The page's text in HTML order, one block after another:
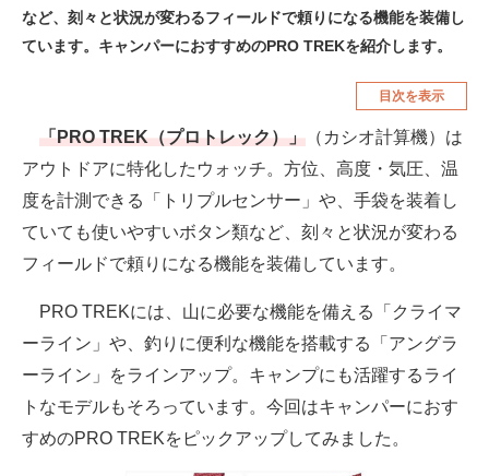
空調・季節家電 美容・コスメ
メディア
スマホと通信の最新トレンド
好きが集まる 比べて選べる
など、刻々と状況が変わるフィールドで頼りになる機能を装備し
ています。キャンパーにおすすめのPRO TREKを紹介します。
目次を表示
「PRO TREK（プロトレック）」 （カシオ計算機）は
アウトドアに特化したウォッチ。方位、高度・気圧、温
度を計測できる「トリプルセンサー」や、手袋を装着し
ていても使いやすいボタン類など、刻々と状況が変わる
フィールドで頼りになる機能を装備しています。
PRO TREKには、山に必要な機能を備える「クライマ
ーライン」や、釣りに便利な機能を搭載する「アングラ
ーライン」をラインアップ。キャンプにも活躍するライ
トなモデルもそろっています。今回はキャンパーにおす
すめのPRO TREKをピックアップしてみました。